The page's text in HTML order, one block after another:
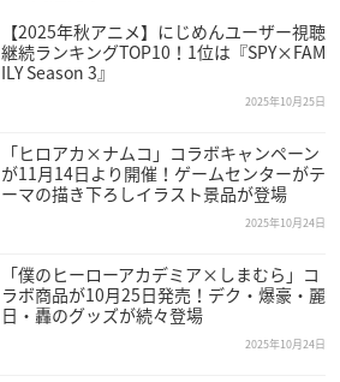
【2025年秋アニメ】にじめんユーザー視聴
継続ランキングTOP10！1位は『SPY×FAM
ILY Season 3』
2025年10月25日
「ヒロアカ×ナムコ」コラボキャンペーン
が11月14日より開催！ゲームセンターがテ
ーマの描き下ろしイラスト景品が登場
2025年10月24日
「僕のヒーローアカデミア×しまむら」コ
ラボ商品が10月25日発売！デク・爆豪・麗
日・轟のグッズが続々登場
2025年10月24日